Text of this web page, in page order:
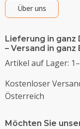
Über uns
Lieferung in ganz
– Versand in ganz
Artikel auf Lager:
Kostenloser
Österreich
Möchten Sie